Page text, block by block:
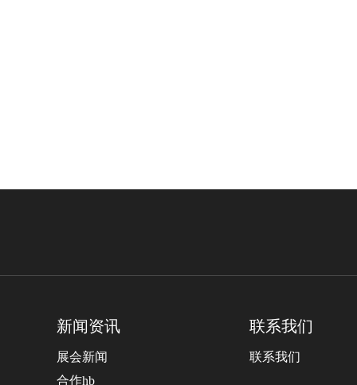
新闻资讯
展会新闻
合作hb
联系我们
联系我们